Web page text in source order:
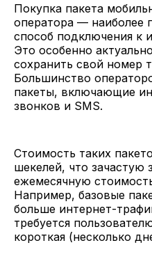
Покупка пакета
оператора — наиболее
способ подключения к
Это особенно
сохранить свой номер
Большинство
пакеты, включающие
звонков и SMS.
Стоимость таких
шекелей, что зачастую
ежемесячную
Например, базовые
больше интернет-
требуется
короткая (несколько